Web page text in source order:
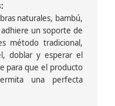
naturales, bambú,
un soporte de
método tradicional,
doblar y esperar el
para que el producto
una perfecta